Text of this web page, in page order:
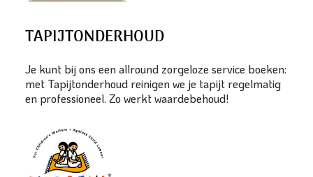
TAPIJTONDERHOUD
Je kunt bij ons een allround zorgeloze service boeken:
met Tapijtonderhoud reinigen we je tapijt regelmatig
en professioneel. Zo werkt waardebehoud!